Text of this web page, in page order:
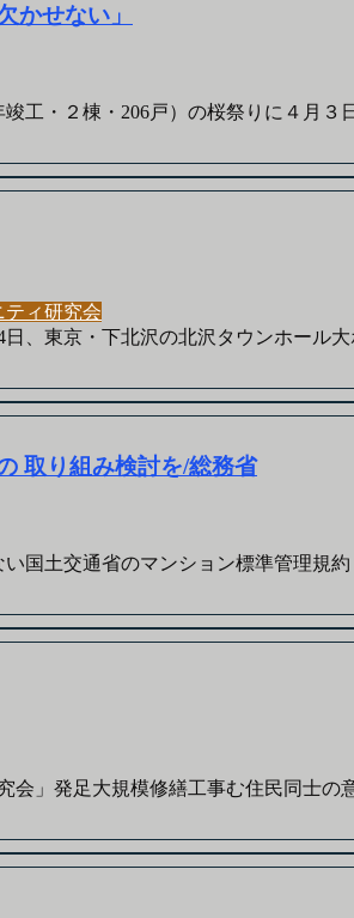
かせない」
工・２棟・206戸）の桜祭りに４月３
ティ研究会
、東京・下北沢の北沢タウンホール
取り組み検討を/総務省
国土交通省のマンション標準管理規
会」発足大規模修繕工事む住民同士